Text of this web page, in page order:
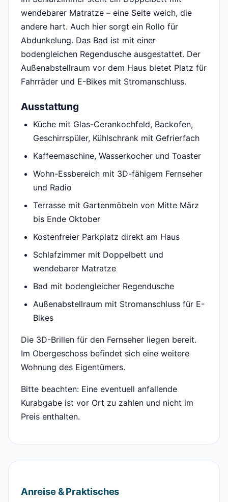
wendebarer Matratze – eine Seite weich, die
andere hart. Auch hier sorgt ein Rollo für
Abdunkelung. Das Bad ist mit einer
bodengleichen Regendusche ausgestattet. Der
Außenabstellraum vor dem Haus bietet Platz für
Fahrräder und E-Bikes mit Stromanschluss.
Ausstattung
Küche mit Glas-Cerankochfeld, Backofen,
Geschirrspüler, Kühlschrank mit Gefrierfach
Kaffeemaschine, Wasserkocher und Toaster
Wohn-Essbereich mit 3D-fähigem Fernseher
und Radio
Terrasse mit Gartenmöbeln von Mitte März
bis Ende Oktober
Kostenfreier Parkplatz direkt am Haus
Schlafzimmer mit Doppelbett und
wendebarer Matratze
Bad mit bodengleicher Regendusche
Außenabstellraum mit Stromanschluss für E-
Bikes
Die 3D-Brillen für den Fernseher liegen bereit.
Im Obergeschoss befindet sich eine weitere
Wohnung des Eigentümers.
Bitte beachten: Eine eventuell anfallende
Kurabgabe ist vor Ort zu zahlen und nicht im
Preis enthalten.
Anreise & Praktisches